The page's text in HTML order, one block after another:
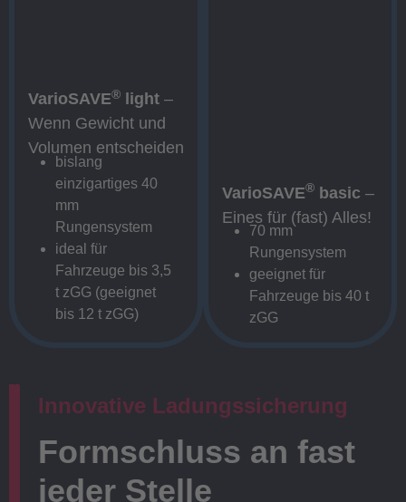
VarioSAVE® light –
Wenn Gewicht und
Volumen entscheiden
bislang
einzigartiges 40
mm
Rungensystem
ideal für
Fahrzeuge bis 3,5
t zGG (geeignet
bis 12 t zGG)
VarioSAVE® basic –
Eines für (fast) Alles!
70 mm
Rungensystem
geeignet für
Fahrzeuge bis 40 t
zGG
Innovative Ladungssicherung
Formschluss an fast
jeder Stelle